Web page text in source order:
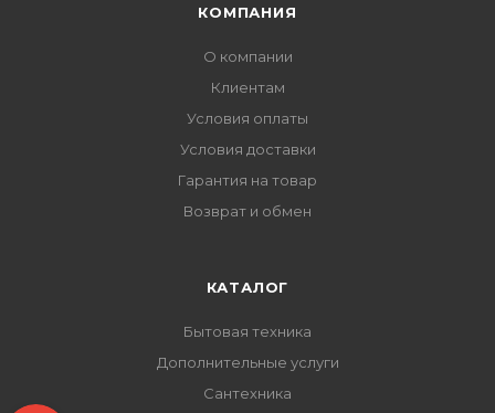
КОМПАНИЯ
О компании
Клиентам
Условия оплаты
Условия доставки
Гарантия на товар
Возврат и обмен
КАТАЛОГ
Бытовая техника
Дополнительные услуги
Сантехника